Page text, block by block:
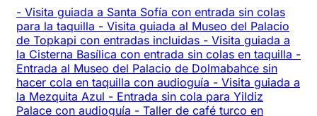
- Visita guiada a Santa Sofía con entrada sin colas
para la taquilla - Visita guiada al Museo del Palacio
de Topkapi con entradas incluidas - Visita guiada a
la Cisterna Basílica con entrada sin colas en taquilla -
Entrada al Museo del Palacio de Dolmabahce sin
hacer cola en taquilla con audioguía - Visita guiada a
la Mezquita Azul - Entrada sin cola para Yildiz
Palace con audioguía - Taller de café turco en